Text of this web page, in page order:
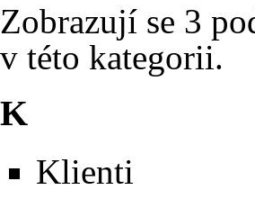
Zobrazují se 3
v této kategorii.
K
Klienti